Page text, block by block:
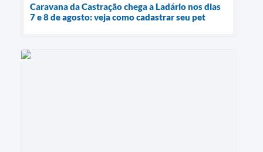
Caravana da Castração chega a Ladário nos dias
7 e 8 de agosto: veja como cadastrar seu pet